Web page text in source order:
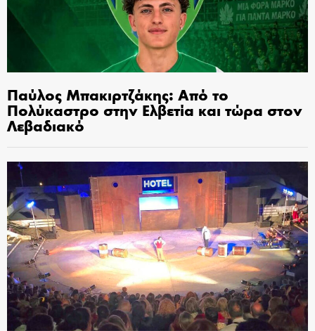
Παύλος Μπακιρτζάκης: Από το
Πολύκαστρο στην Ελβετία και τώρα στον
Λεβαδιακό